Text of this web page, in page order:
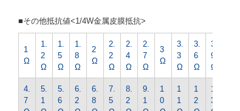
■その他抵抗値<1/4W金属皮膜抵抗>
1
Ω
1.
2
Ω
1.
5
Ω
1.
8
Ω
2
Ω
2.
2
Ω
2.
4
Ω
2.
7
Ω
3
Ω
3.
3
Ω
3.
6
Ω
3.
9
Ω
4.
7
5.
1
5.
6
6.
2
6.
8
7.
5
8.
2
9.
1
1
0
1
1
1
2
1
3